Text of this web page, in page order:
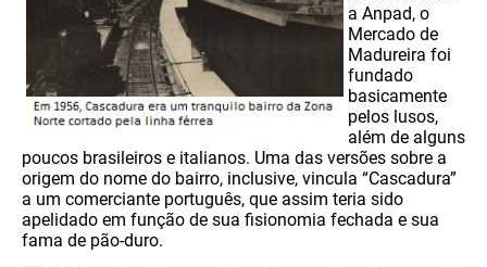
a Anpad, o
Mercado de
Madureira foi
fundado
basicamente
pelos lusos,
além de alguns
poucos brasileiros e italianos. Uma das versões sobre a
origem do nome do bairro, inclusive, vincula “Cascadura”
a um comerciante português, que assim teria sido
apelidado em função de sua fisionomia fechada e sua
fama de pão-duro.